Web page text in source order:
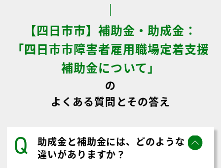
【四日市市】補助金・助成金：
「四日市市障害者雇用職場定着支援
補助金について」
の
よくある質問とその答え
Q
助成金と補助金には、どのような
違いがありますか？